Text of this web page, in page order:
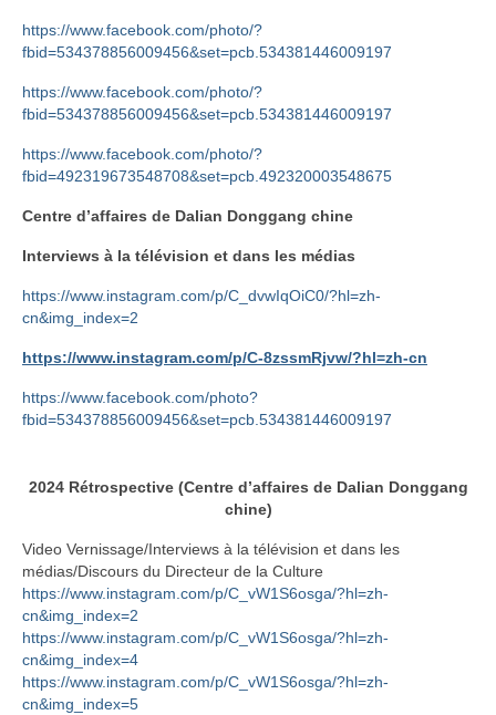
https://www.facebook.com/photo/?
fbid=534378856009456&set=pcb.534381446009197
https://www.facebook.com/photo/?
fbid=534378856009456&set=pcb.534381446009197
https://www.facebook.com/photo/?
fbid=492319673548708&set=pcb.492320003548675
Centre d’affaires de Dalian Donggang chine
Interviews à la télévision et dans les médias
https://www.instagram.com/p/C_dvwIqOiC0/?hl=zh-
cn&img_index=2
https://www.instagram.com/p/C-8zssmRjvw/?hl=zh-cn
https://www.facebook.com/photo?
fbid=534378856009456&set=pcb.534381446009197
2024 Rétrospective(Centre d’affaires de Dalian Donggang
chine)
Video Vernissage/Interviews à la télévision et dans les
médias/Discours du Directeur de la Culture
https://www.instagram.com/p/C_vW1S6osga/?hl=zh-
cn&img_index=2
https://www.instagram.com/p/C_vW1S6osga/?hl=zh-
cn&img_index=4
https://www.instagram.com/p/C_vW1S6osga/?hl=zh-
cn&img_index=5